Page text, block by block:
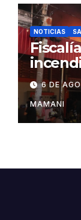
NOTICIAS
feria
6 DE
MAMANI